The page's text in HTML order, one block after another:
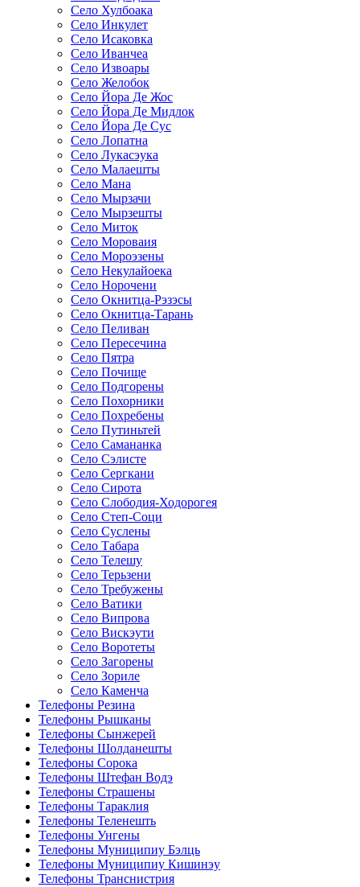
Село Хулбоака
Село Инкулет
Село Исаковка
Село Иванчеа
Село Извоары
Село Желобок
Село Йора Де Жос
Село Йора Де Мидлок
Село Йора Де Сус
Село Лопатна
Село Лукасэука
Село Малаешты
Село Мана
Село Мырзачи
Село Мырзешты
Село Миток
Село Мороваия
Село Мороэзены
Село Некулайоека
Село Норочени
Село Окнитца-Рэзэсы
Село Окнитца-Тарань
Село Пеливан
Село Пересечина
Село Пятра
Село Почище
Село Подгорены
Село Похорники
Село Похребены
Село Путиньтей
Село Самананка
Село Сэлисте
Село Сергкани
Село Сирота
Село Слободия-Ходорогея
Село Степ-Соци
Село Суслены
Село Табара
Село Телешу
Село Терьзени
Село Требужены
Село Ватики
Село Випрова
Село Вискэути
Село Воротеты
Село Загорены
Село Зориле
Село Каменча
Телефоны Резина
Телефоны Рышканы
Телефоны Сынжерей
Телефоны Шолданешты
Телефоны Сорока
Телефоны Штефан Водэ
Телефоны Страшены
Телефоны Тараклия
Телефоны Теленешть
Телефоны Унгены
Телефоны Муниципиу Бэлць
Телефоны Муниципиу Кишинэу
Телефоны Транснистрия